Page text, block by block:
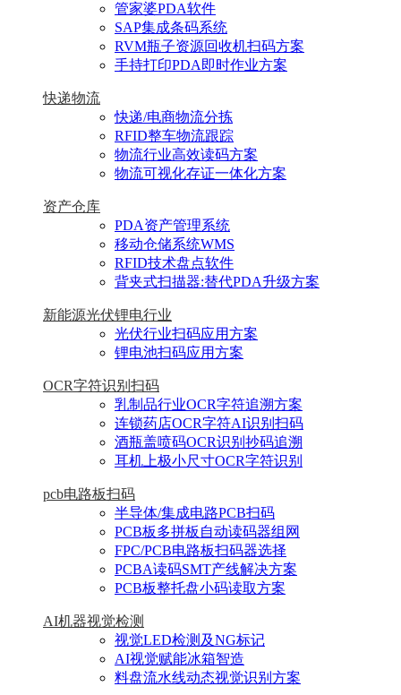
管家婆PDA软件
SAP集成条码系统
RVM瓶子资源回收机扫码方案
手持打印PDA即时作业方案
快递物流
快递/电商物流分拣
RFID整车物流跟踪
物流行业高效读码方案
物流可视化存证一体化方案
资产仓库
PDA资产管理系统
移动仓储系统WMS
RFID技术盘点软件
背夹式扫描器:替代PDA升级方案
新能源光伏锂电行业
光伏行业扫码应用方案
锂电池扫码应用方案
OCR字符识别扫码
乳制品行业OCR字符追溯方案
连锁药店OCR字符AI识别扫码
酒瓶盖喷码OCR识别抄码追溯
耳机上极小尺寸OCR字符识别
pcb电路板扫码
半导体/集成电路PCB扫码
PCB板多拼板自动读码器组网
FPC/PCB电路板扫码器选择
PCBA读码SMT产线解决方案
PCB板整托盘小码读取方案
AI机器视觉检测
视觉LED检测及NG标记
AI视觉赋能冰箱智造
料盘流水线动态视觉识别方案